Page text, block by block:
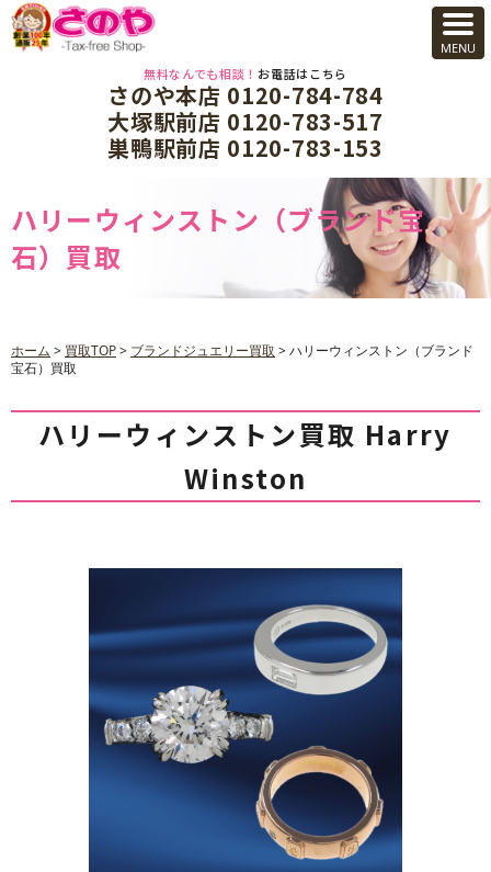
無料なんでも相談！お電話はこちら
さのや本店 0120-784-784
大塚駅前店 0120-783-517
巣鴨駅前店 0120-783-153
ハリーウィンストン（ブランド宝
石）買取
ホーム > 買取TOP> ブランドジュエリー買取 >ハリーウィンストン（ブランド
宝石）買取
ハリーウィンストン買取 Harry
Winston